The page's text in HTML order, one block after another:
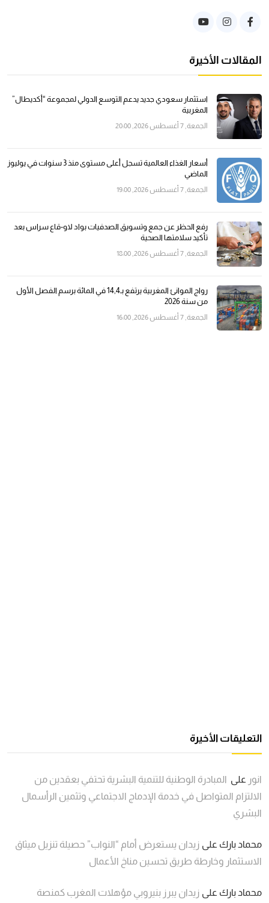
المقالات الأخيرة
استثمار سعودي جديد يدعم التوسع الدولي لمجموعة “أكديطال”
المغربية
الجمعة, 7 أغسطس 2026, 20:00
أسعار الغذاء العالمية تسجل أعلى مستوى منذ 3 سنوات في يوليوز
الماضي
الجمعة, 7 أغسطس 2026, 19:00
رفع الحظر عن جمع وتسويق الصدفيات بواد لاو-قاع سراس بعد
تأكيد سلامتها الصحية
الجمعة, 7 أغسطس 2026, 18:00
رواج الموانئ المغربية يرتفع بـ14,4 في المائة برسم الفصل الأول
من سنة 2026
الجمعة, 7 أغسطس 2026, 16:00
التعليقات الأخيرة
انور على المبادرة الوطنية للتنمية البشرية تحتفي بعقدين من
الالتزام المتواصل في خدمة الإدماج الاجتماعي وتثمين الرأسمال
البشري
محماد بارك على زيدان يستعرض أمام “النواب” حصيلة تنزيل ميثاق
الاستثمار وخارطة طريق تحسين مناخ الأعمال
محماد بارك على زيدان يبرز بنيروبي مؤهلات المغرب كمنصة